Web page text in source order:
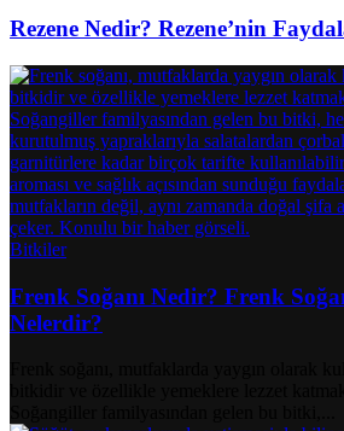
Rezene Nedir? Rezene’nin
Bitkiler
Frenk Soğanı Nedir? Frenk
Nelerdir?